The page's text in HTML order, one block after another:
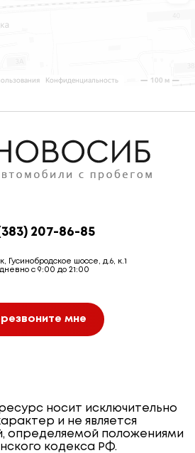
207-86-85
Гусинобродское шоссе, д.6, к.1
с 9:00 до 21:00
мне
носит исключительно
и не является
определяемой положениями
кодекса РФ.